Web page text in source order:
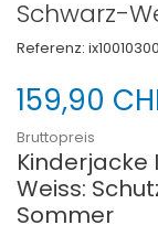
Schwarz-
Referenz:
159,90
Bruttopreis
Kinderjacke
Weiss:
Sommer